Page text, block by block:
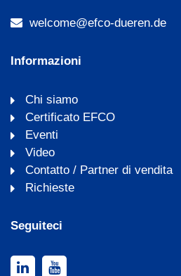
welcome@efco-dueren.de
Informazioni
Chi siamo
Certificato EFCO
Eventi
Video
Contatto / Partner di vendita
Richieste
Seguiteci